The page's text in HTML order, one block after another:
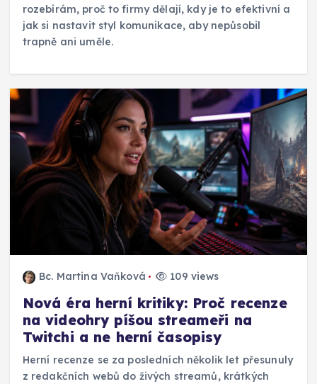
rozebírám, proč to firmy dělají, kdy je to efektivní a
jak si nastavit styl komunikace, aby nepůsobil
trapně ani uměle.
Bc. Martina Vaňková 109 views
Nová éra herní kritiky: Proč recenze
na videohry píšou streameři na
Twitchi a ne herní časopisy
Herní recenze se za posledních několik let přesunuly
z redakčních webů do živých streamů, krátkých